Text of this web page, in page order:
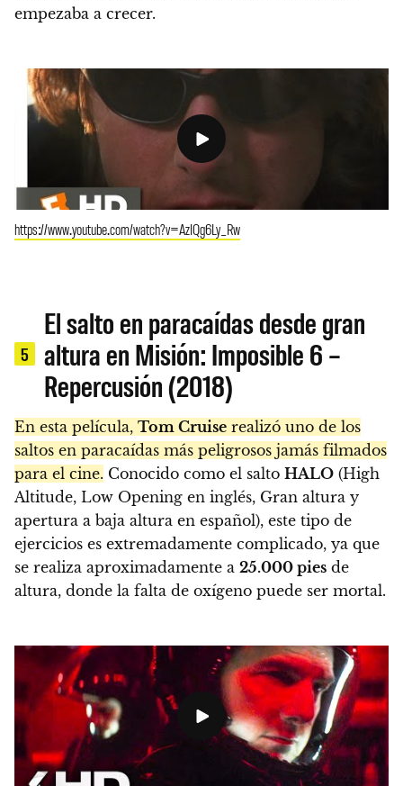
empezaba a crecer.
https://www.youtube.com/watch?v=AzIQg6Ly_Rw
5
El salto en paracaídas desde gran
altura en Misión: Imposible 6 –
Repercusión (2018)
En esta película, Tom Cruise realizó uno de los
saltos en paracaídas más peligrosos jamás filmados
para el cine. Conocido como el salto HALO (High
Altitude, Low Opening en inglés, Gran altura y
apertura a baja altura en español), este tipo de
ejercicios es extremadamente complicado, ya que
se realiza aproximadamente a 25.000 pies de
altura, donde la falta de oxígeno puede ser mortal.